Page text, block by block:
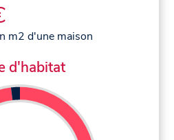
m2 d'une maison
d'habitat